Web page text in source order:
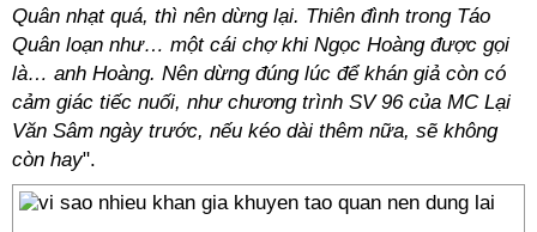
Quân nhạt quá, thì nên dừng lại. Thiên đình trong Táo
Quân loạn như… một cái chợ khi Ngọc Hoàng được gọi
là… anh Hoàng. Nên dừng đúng lúc để khán giả còn có
cảm giác tiếc nuối, như chương trình SV 96 của MC Lại
Văn Sâm ngày trước, nếu kéo dài thêm nữa, sẽ không
còn hay".